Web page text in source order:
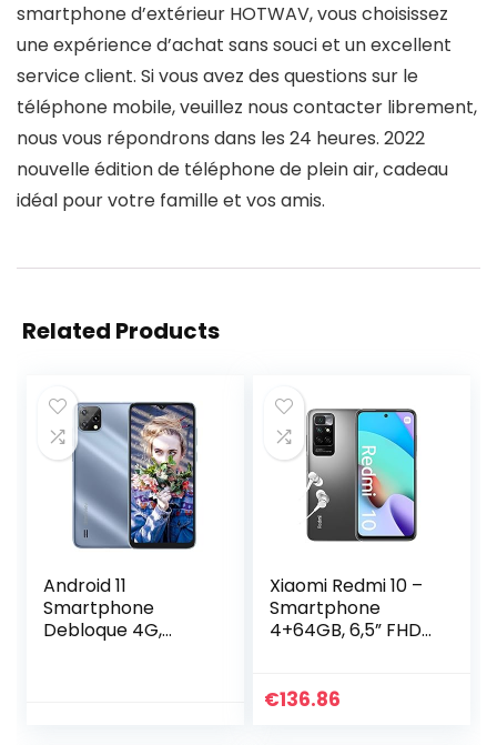
smartphone d’extérieur HOTWAV, vous choisissez
une expérience d’achat sans souci et un excellent
service client. Si vous avez des questions sur le
téléphone mobile, veuillez nous contacter librement,
nous vous répondrons dans les 24 heures. 2022
nouvelle édition de téléphone de plein air, cadeau
idéal pour votre famille et vos amis.
Related Products
Android 11
Smartphone
Debloque 4G,
Xiaomi Redmi 10 –
Smartphone
4+64GB, 6,5” FHD+
G88, 50MP AI quad
€136.86